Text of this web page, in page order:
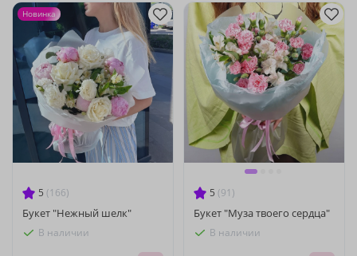
5 (166)
Букет "Нежный шелк"
В наличии
Новинка
5 (91)
Букет "Муза твоего сердца"
В наличии